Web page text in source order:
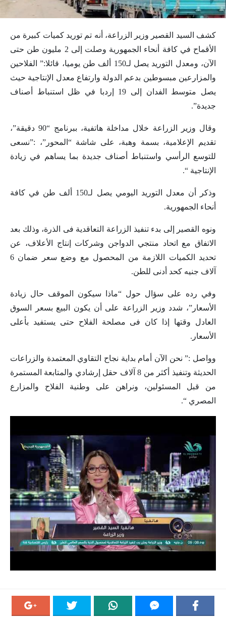
كشف السيد القصير وزير الزراعة، أنه تم توريد كميات كبيرة من
الأقماح في كافة أنحاء الجمهورية وصلت إلى 2 مليون طن حتى
الآن، ومعدل التوريد يصل لـ150 ألف طن يوميا، قائلا:” الفلاحين
والمزارعين مبسوطين بدعم الدولة وارتفاع معدل الإنتاجية حيث
يصل متوسط الفدان إلى 19 إردبا في ظل استنباط أصناف
جديدة”.
وقال وزير الزراعة خلال مداخلة هاتفية، ببرنامج “90 دقيقة”،
تقديم الإعلامية، بسمة وهبة، على شاشة “المحور”، :”نسعى
للتوسع الرأسي واستنباط أصناف جديدة بما يساهم في زيادة
الإنتاجية “.
وذكر أن معدل التوريد اليومي يصل لـ150 ألف طن في كافة
أنحاء الجمهورية.
ونوه القصير إلى بدء تنفيذ الزراعة التعاقدية فى الذرة، وذلك بعد
الاتفاق مع اتحاد منتجي الدواجن وشركات إنتاج الأعلاف، عن
تحديد الكميات اللازمة من المحصول مع وضع سعر ضمان 6
آلاف جنيه كحد أدنى للطن.
وفي رده على سؤال حول “ماذا سيكون الموقف حال زيادة
الأسعار”، شدد وزير الزراعة على أن يكون البيع بسعر السوق
العادل وقتها إذا كان فى مصلحة الفلاح ‏حتى يستفيد بأعلى
الأسعار.
وواصل :” نحن الآن أمام بداية نجاح التقاوي المعتمدة والزراعات
الحديثة وتنفيذ أكثر من 8 آلاف حقل إرشادي والمتابعة المستمرة
من قبل المسئولين، ونراهن على وطنية الفلاح والمزارع
المصري “.